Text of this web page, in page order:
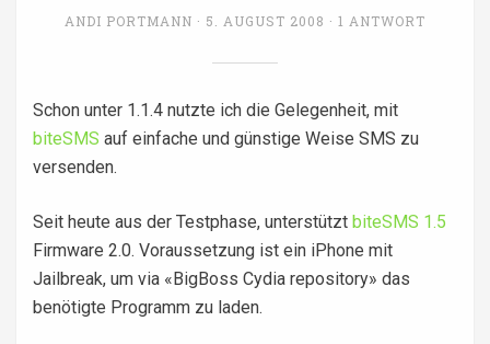
ANDI PORTMANN 5. AUGUST 2008 1 ANTWORT
Schon unter 1.1.4 nutzte ich die Gelegenheit, mit
biteSMS auf einfache und günstige Weise SMS zu
versenden.
Seit heute aus der Testphase, unterstützt biteSMS 1.5
Firmware 2.0. Voraussetzung ist ein iPhone mit
Jailbreak, um via «BigBoss Cydia repository» das
benötigte Programm zu laden.